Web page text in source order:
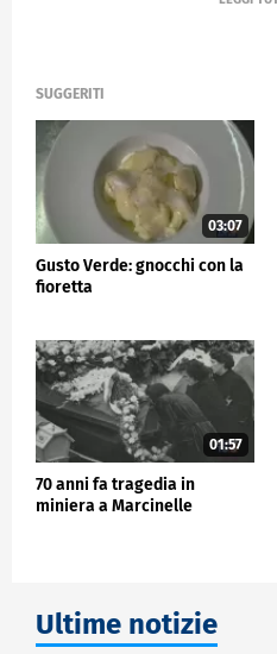
SUGGERITI
03:07
Gusto Verde: gnocchi con la
fioretta
01:57
70 anni fa tragedia in
miniera a Marcinelle
Ultime notizie